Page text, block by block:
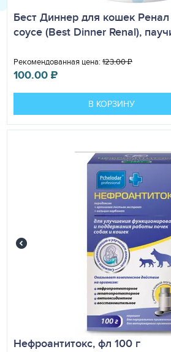
Бест Диннер для кошек
соусе (Best Dinner Renal),
Рекомендованная цена: 123.00₽
100.00₽
В КОРЗИНУ
Нефроантитокс, фл 100 г